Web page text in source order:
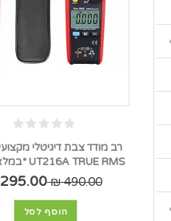
UT216A TRUE RMS *במלאי מיידי*
490.00 ₪
295.00 ₪
הוסף לסל